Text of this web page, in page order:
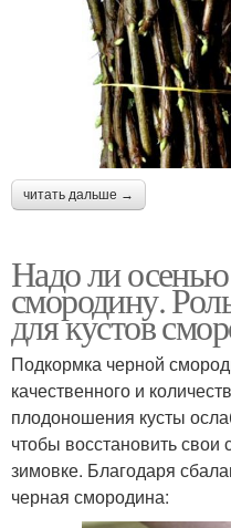
читать дальше →
Надо ли
смородину.
для кустов
Подкормка черной
качественного и
плодоношения кусты
чтобы восстановить свои
зимовке. Благодаря
черная смородина: